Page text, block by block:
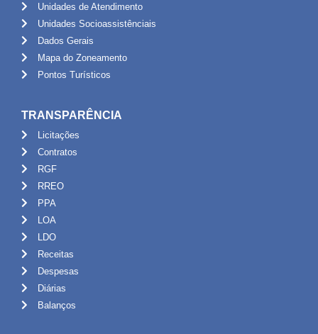
Unidades de Atendimento
Unidades Socioassistênciais
Dados Gerais
Mapa do Zoneamento
Pontos Turísticos
TRANSPARÊNCIA
Licitações
Contratos
RGF
RREO
PPA
LOA
LDO
Receitas
Despesas
Diárias
Balanços